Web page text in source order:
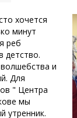
хочется
минут
реб
детство.
и
Для
" Центра
мы
утренник.